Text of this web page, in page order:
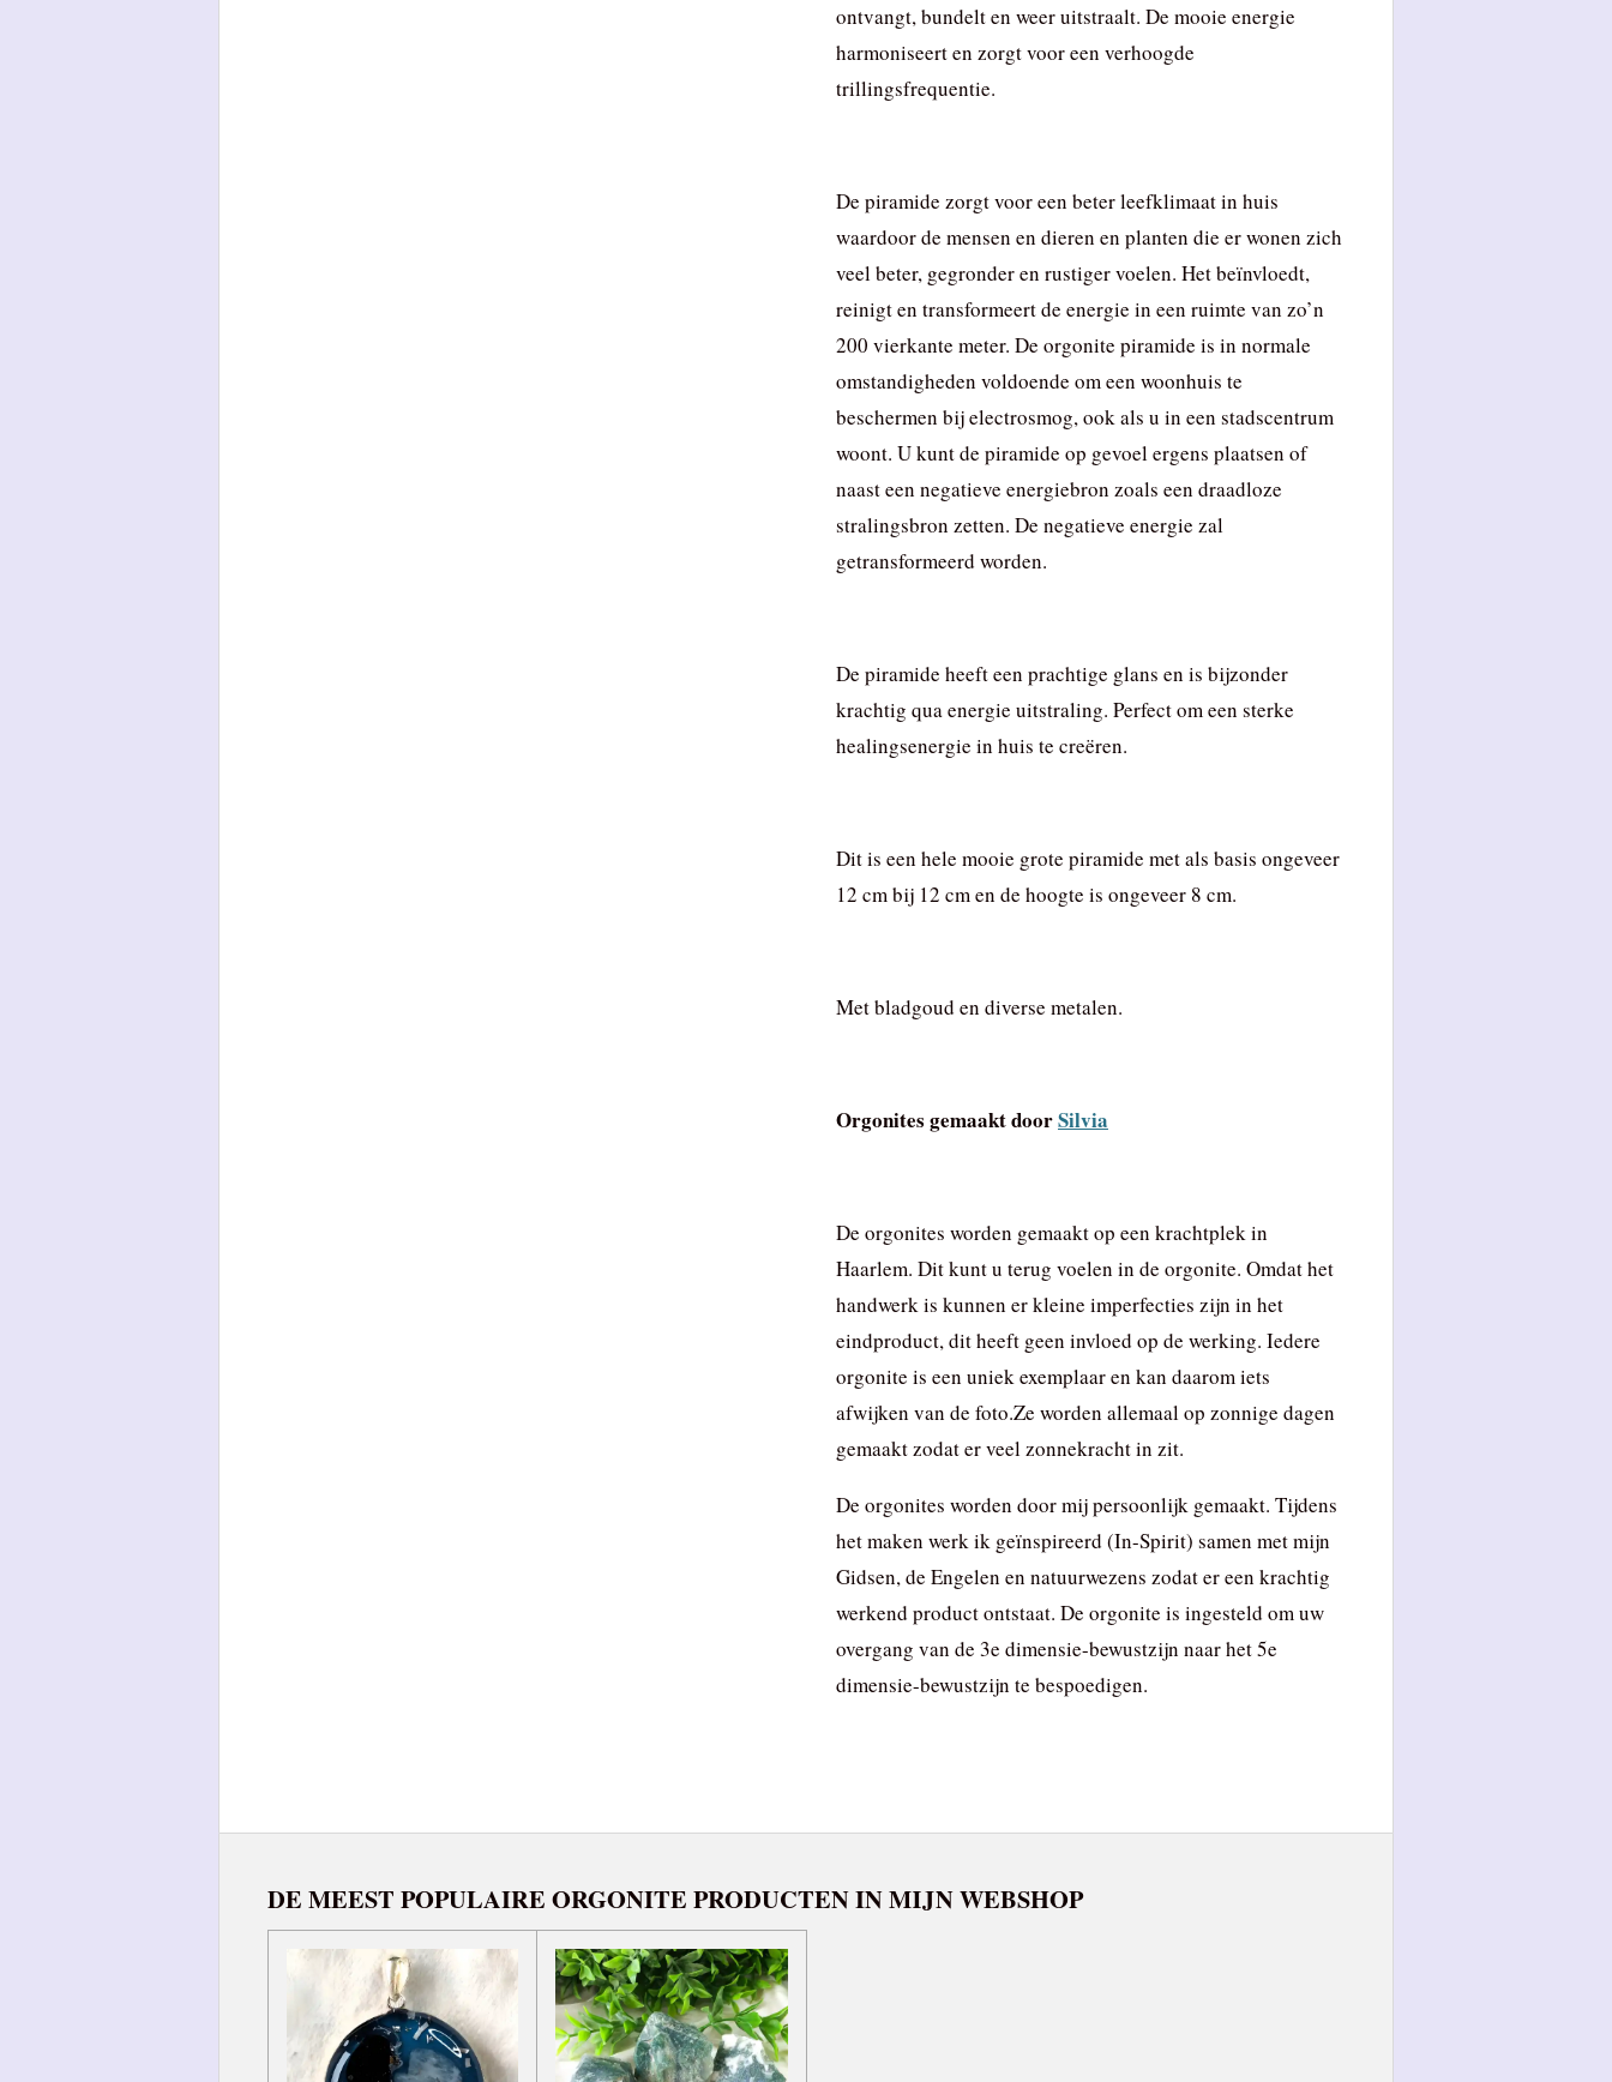
ontvangt, bundelt en weer uitstraalt. De mooie energie
harmoniseert en zorgt voor een verhoogde
trillingsfrequentie.
De piramide zorgt voor een beter leefklimaat in huis
waardoor de mensen en dieren en planten die er wonen zich
veel beter, gegronder en rustiger voelen. Het beïnvloedt,
reinigt en transformeert de energie in een ruimte van zo’n
200 vierkante meter. De orgonite piramide is in normale
omstandigheden voldoende om een woonhuis te
beschermen bij electrosmog, ook als u in een stadscentrum
woont. U kunt de piramide op gevoel ergens plaatsen of
naast een negatieve energiebron zoals een draadloze
stralingsbron zetten. De negatieve energie zal
getransformeerd worden.
De piramide heeft een prachtige glans en is bijzonder
krachtig qua energie uitstraling. Perfect om een sterke
healingsenergie in huis te creëren.
Dit is een hele mooie grote piramide met als basis ongeveer
12 cm bij 12 cm en de hoogte is ongeveer 8 cm.
Met bladgoud en diverse metalen.
Orgonites gemaakt doorSilvia
De orgonites worden gemaakt op een krachtplek in
Haarlem. Dit kunt u terug voelen in de orgonite. Omdat het
handwerk is kunnen er kleine imperfecties zijn in het
eindproduct, dit heeft geen invloed op de werking. Iedere
orgonite is een uniek exemplaar en kan daarom iets
afwijken van de foto.Ze worden allemaal op zonnige dagen
gemaakt zodat er veel zonnekracht in zit.
De orgonites worden door mij persoonlijk gemaakt. Tijdens
het maken werk ik geïnspireerd (In-Spirit) samen met mijn
Gidsen, de Engelen en natuurwezens zodat er een krachtig
werkend product ontstaat. De orgonite is ingesteld om uw
overgang van de 3e dimensie-bewustzijn naar het 5e
dimensie-bewustzijn te bespoedigen.
DE MEEST POPULAIRE ORGONITE PRODUCTEN IN MIJN WEBSHOP